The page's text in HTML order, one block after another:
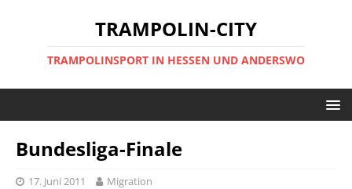
TRAMPOLIN-CITY
TRAMPOLINSPORT IN HESSEN UND ANDERSWO
Bundesliga-Finale
17. Juni 2011 Migration